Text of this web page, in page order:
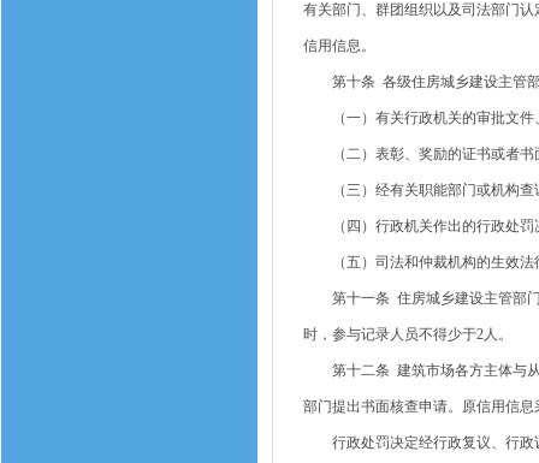
有关部门、群团组织以及司法部门
信用信息。
第十条 各级住房城乡建设主管部
（一）有关行政机关的审批文件
（二）表彰、奖励的证书或者书
（三）经有关职能部门或机构查
（四）行政机关作出的行政处罚
（五）司法和仲裁机构的生效法
第十一条 住房城乡建设主管部门
时，参与记录人员不得少于2人。
第十二条 建筑市场各方主体与从
部门提出书面核查申请。原信用信
行政处罚决定经行政复议、行政